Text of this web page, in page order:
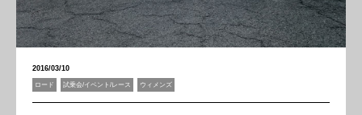
2016/03/10
ロード 試乗会/イベント/レース ウィメンズ